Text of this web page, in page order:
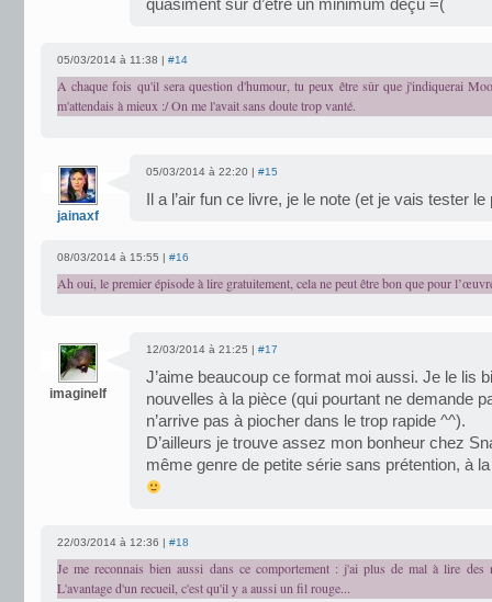
quasiment sûr d’être un minimum déçu =(
05/03/2014 à 11:38 | #14
A chaque fois qu'il sera question d'humour, tu peux être sûr que j'indiquerai
m'attendais à mieux :/ On me l'avait sans doute trop vanté.
jainaxf
05/03/2014 à 22:20 | #15
Il a l’air fun ce livre, je le note (et je vais tester
08/03/2014 à 15:55 | #16
Ah oui, le premier épisode à lire gratuitement, cela ne peut être bon que pour
imaginelf
12/03/2014 à 21:25 | #17
J’aime beaucoup ce format moi aussi. Je le lis
nouvelles à la pièce (qui pourtant ne demande
n’arrive pas à piocher dans le trop rapide ^^).
D’ailleurs je trouve assez mon bonheur chez
même genre de petite série sans prétention, à
22/03/2014 à 12:36 | #18
Je me reconnais bien aussi dans ce comportement : j'ai plus de mal à lire des
L'avantage d'un recueil, c'est qu'il y a aussi un fil rouge...